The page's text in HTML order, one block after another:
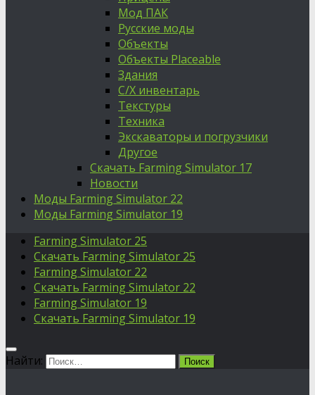
Мод ПАК
Русские моды
Объекты
Объекты Placeable
Здания
С/Х инвентарь
Текстуры
Техника
Экскаваторы и погрузчики
Другое
Скачать Farming Simulator 17
Новости
Моды Farming Simulator 22
Моды Farming Simulator 19
Farming Simulator 25
Скачать Farming Simulator 25
Farming Simulator 22
Скачать Farming Simulator 22
Farming Simulator 19
Скачать Farming Simulator 19
Найти: